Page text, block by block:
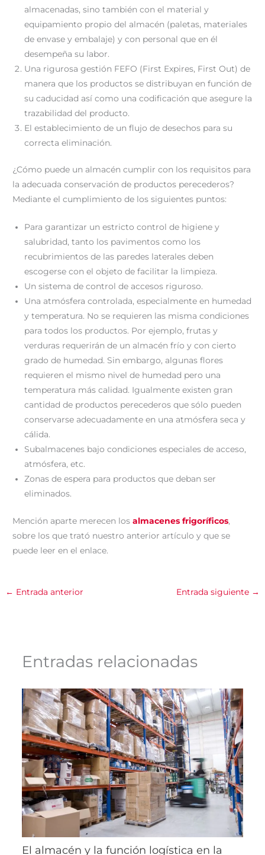
almacenadas, sino también con el material y
equipamiento propio del almacén (paletas, materiales
de envase y embalaje) y con personal que en él
desempeña su labor.
Una rigurosa gestión FEFO (First Expires, First Out) de
manera que los productos se distribuyan en función de
su caducidad así como una codificación que asegure la
trazabilidad del producto.
El establecimiento de un flujo de desechos para su
correcta eliminación.
¿Cómo puede un almacén cumplir con los requisitos para
la adecuada conservación de productos perecederos?
Mediante el cumplimiento de los siguientes puntos:
Para garantizar un estricto control de higiene y
salubridad, tanto los pavimentos como los
recubrimientos de las paredes laterales deben
escogerse con el objeto de facilitar la limpieza.
Un sistema de control de accesos riguroso.
Una atmósfera controlada, especialmente en humedad
y temperatura. No se requieren las misma condiciones
para todos los productos. Por ejemplo, frutas y
verduras requerirán de un almacén frío y con cierto
grado de humedad. Sin embargo, algunas flores
requieren el mismo nivel de humedad pero una
temperatura más calidad. Igualmente existen gran
cantidad de productos perecederos que sólo pueden
conservarse adecuadamente en una atmósfera seca y
cálida.
Subalmacenes bajo condiciones especiales de acceso,
atmósfera, etc.
Zonas de espera para productos que deban ser
eliminados.
Mención aparte merecen losalmacenes frigoríficos,
sobre los que trató nuestro anterior artículo y que se
puede leer en el enlace.
← Entrada anterior Entrada siguiente →
Entradas relacionadas
El almacén y la función logística en la